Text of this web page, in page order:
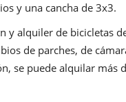
y una cancha de 3x3.
y alquiler de bicicletas
de parches, de
se puede alquilar más